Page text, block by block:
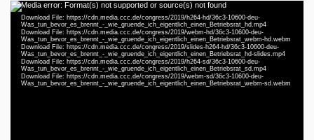
Video
Player
Media error: Format(s) not supported or source(s) not found
Download File: https://cdn.media.ccc.de/congress/2019/h264-hd/36c3-10600-deu-
Was_tun_bevor_es_brennt_-_wie_gruende_ich_eigentlich_einen_Betriebsrat_hd.mp4
Download File: https://cdn.media.ccc.de/congress/2019/webm-hd/36c3-10600-deu-
Was_tun_bevor_es_brennt_-_wie_gruende_ich_eigentlich_einen_Betriebsrat_webm-hd.webm
Download File: https://cdn.media.ccc.de/congress/2019/slides-h264-hd/36c3-10600-deu-
Was_tun_bevor_es_brennt_-_wie_gruende_ich_eigentlich_einen_Betriebsrat_hd-slides.mp4
Download File: https://cdn.media.ccc.de/congress/2019/h264-sd/36c3-10600-deu-
Was_tun_bevor_es_brennt_-_wie_gruende_ich_eigentlich_einen_Betriebsrat_sd.mp4
Download File: https://cdn.media.ccc.de/congress/2019/webm-sd/36c3-10600-deu-
Was_tun_bevor_es_brennt_-_wie_gruende_ich_eigentlich_einen_Betriebsrat_webm-sd.webm
deu 1080p (mp4)
deu 1080p (webm)